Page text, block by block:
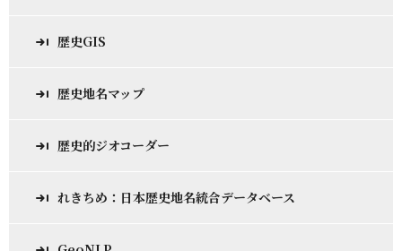
歴史GIS
歴史地名マップ
歴史的ジオコーダー
れきちめ：日本歴史地名統合データベース